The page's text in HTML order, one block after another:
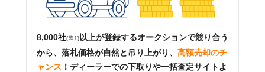
8,000社(※1) 以上が登録するオークションで競り合う
から、落札価格が自然と吊り上がり、 高額売却のチ
ャンス ！ ディーラーでの下取りや一括査定サイトよ